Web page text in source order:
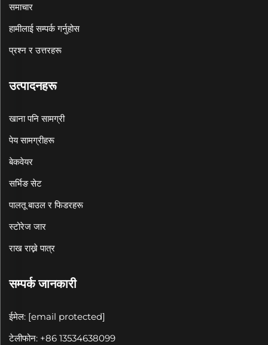
समाचार
हामीलाई सम्पर्क गर्नुहोस
प्रश्न र उत्तरहरू
उत्पादनहरू
खाना पनि सामग्री
पेय सामग्रीहरू
बेकवेयर
सर्भिङ सेट
पालतू बाउल र फिडरहरू
स्टोरेज जार
राख राख्ने पात्र
सम्पर्क जानकारी
ईमेल: [email protected]
टेलीफोन: +86 13534638099